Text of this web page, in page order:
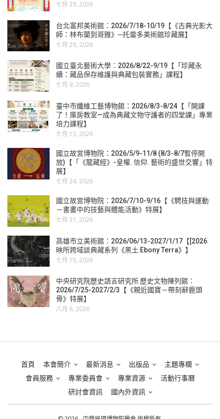
七月 29, 2026
台北富邦美術館：2026/7/18-10/19【《古典光影大
師：林布蘭到哥雅》─托雷多美術館珍藏展】
七月 29, 2026
國立臺北藝術大學：2026/8/22-9/19【「珍藏永
續：藏品保存維護與典藏包裝實務」課程】
七月 9, 2026
臺中市纖維工藝博物館：2026/8/3-8/24【「開課
了！庫房教室—成為典藏文物守護者的四堂課」專業
培力課程】
七月 13, 2026
國立故宮博物院：2026/5/9-11/8 (8/3-8/7暫停開
放)【「《龍藏經》-皇權. 信仰. 藝術的盛世交響」特
展】
七月 24, 2026
國立故宮博物院：2026/7/10-9/16【《騁技與運動
－書畫中的技藝與體能活動》特展】
七月 31, 2026
高雄市立美術館：2026/06/13-2027/1/17【[2026
映所跨域談典藏系列《黑土 Ebony Terra》】
七月 15, 2026
中央研究院歷史語言研究所 歷史文物陳列館：
2026/7/25-2027/2/3【《親近國寶－帶刻辭鹿頭
骨》特展】
八月 6, 2026
首頁 本會簡介 最新消息 出版品
主題專欄
會員服務
專業委員會 專業資源
活動行事曆
研討會資訊
國內外資訊